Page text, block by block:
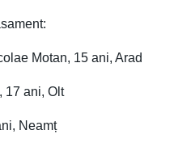
Motan, 15 ani, Arad
17 ani, Olt
Neamț